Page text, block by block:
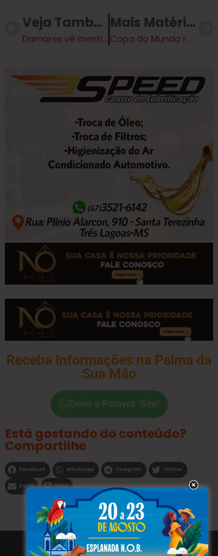
Veja Também
Damares vê mentira de Lula sobre ‘pobre pagar plano de saúde do rico’
Mais Matérias
Copa do Mundo retorna com o duelo entre França e Marrocos
Receba Informações na Palma da
Sua Mão
Envie a Palavra "Sim"
Está gostando do conteúdo?
Compartilhe
Facebook WhatsApp Telegram Twitter
Email Print
Todos os direitos reservados a WEBFAVORITA.COM.BR